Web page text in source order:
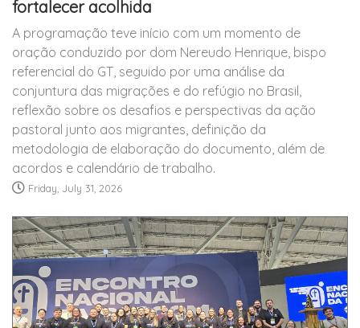
fortalecer acolhida
A programação teve início com um momento de
oração conduzido por dom Nereudo Henrique, bispo
referencial do GT, seguido por uma análise da
conjuntura das migrações e do refúgio no Brasil,
reflexão sobre os desafios e perspectivas da ação
pastoral junto aos migrantes, definição da
metodologia de elaboração do documento, além de
acordos e calendário de trabalho.
Friday, July 31, 2026